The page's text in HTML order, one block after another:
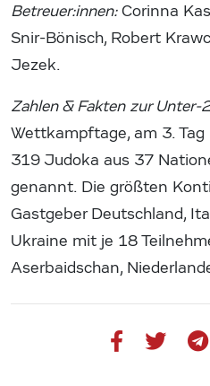
Betreuer:innen:Corinna
Snir-Bönisch, Robert
Jezek.
Zahlen & Fakten zur Unter-
Wettkampftage, am 3. Tag
319 Judoka aus 37
genannt. Die größten
Gastgeber Deutschland,
Ukraine mit je 18
Aserbaidschan,